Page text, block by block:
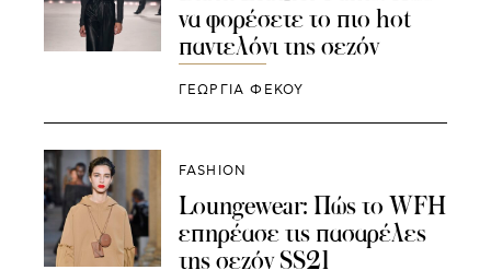
να φορέσετε το πιο hot
παντελόνι της σεζόν
ΓΕΩΡΓΙΑ ΦΕΚΟΥ
FASHION
Loungewear: Πώς το WFΗ
επηρέασε τις πασαρέλες
της σεζόν SS21